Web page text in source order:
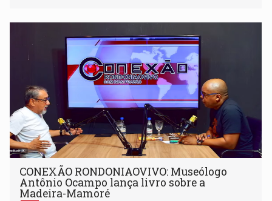
CONEXÃO RONDONIAOVIVO: Museólogo
Antônio Ocampo lança livro sobre a
Madeira-Mamoré